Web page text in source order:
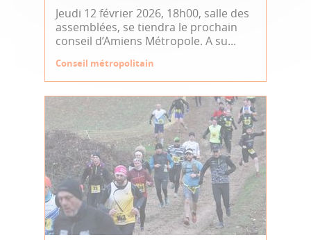
Jeudi 12 février 2026, 18h00, salle des
assemblées, se tiendra le prochain
conseil d’Amiens Métropole. A su...
Conseil métropolitain